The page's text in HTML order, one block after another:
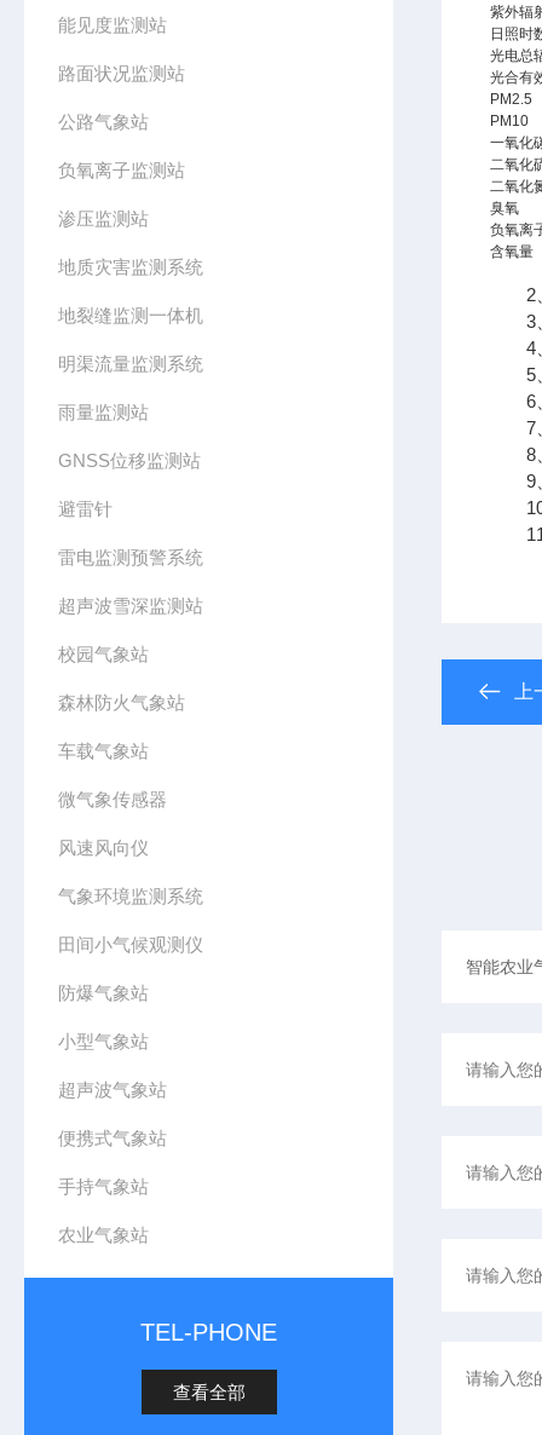
能见度监测站
路面状况监测站
公路气象站
负氧离子监测站
渗压监测站
地质灾害监测系统
地裂缝监测一体机
明渠流量监测系统
雨量监测站
GNSS位移监测站
避雷针
雷电监测预警系统
超声波雪深监测站
校园气象站
森林防火气象站
车载气象站
微气象传感器
风速风向仪
气象环境监测系统
田间小气候观测仪
防爆气象站
小型气象站
超声波气象站
便携式气象站
手持气象站
农业气象站
TEL-PHONE
查看全部
紫外辐
日照时
光电总
光合有
PM2.5
PM10
一氧化
二氧化
二氧化
臭氧
负氧离
含氧量
2、
3、
4、
5、
6、
7、
8、
9、
10
11